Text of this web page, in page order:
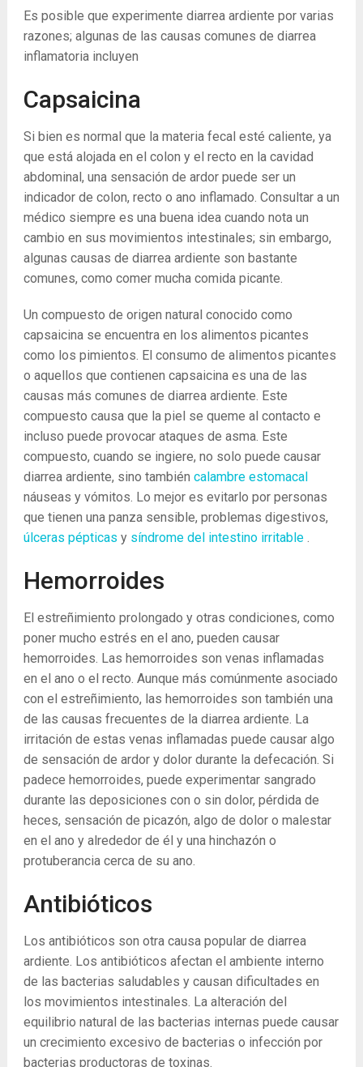
Es posible que experimente diarrea ardiente por varias
razones; algunas de las causas comunes de diarrea
inflamatoria incluyen
Capsaicina
Si bien es normal que la materia fecal esté caliente, ya
que está alojada en el colon y el recto en la cavidad
abdominal, una sensación de ardor puede ser un
indicador de colon, recto o ano inflamado. Consultar a un
médico siempre es una buena idea cuando nota un
cambio en sus movimientos intestinales; sin embargo,
algunas causas de diarrea ardiente son bastante
comunes, como comer mucha comida picante.
Un compuesto de origen natural conocido como
capsaicina se encuentra en los alimentos picantes
como los pimientos. El consumo de alimentos picantes
o aquellos que contienen capsaicina es una de las
causas más comunes de diarrea ardiente. Este
compuesto causa que la piel se queme al contacto e
incluso puede provocar ataques de asma. Este
compuesto, cuando se ingiere, no solo puede causar
diarrea ardiente, sino también calambre estomacal
náuseas y vómitos. Lo mejor es evitarlo por personas
que tienen una panza sensible, problemas digestivos,
úlceras pépticas y síndrome del intestino irritable .
Hemorroides
El estreñimiento prolongado y otras condiciones, como
poner mucho estrés en el ano, pueden causar
hemorroides. Las hemorroides son venas inflamadas
en el ano o el recto. Aunque más comúnmente asociado
con el estreñimiento, las hemorroides son también una
de las causas frecuentes de la diarrea ardiente. La
irritación de estas venas inflamadas puede causar algo
de sensación de ardor y dolor durante la defecación. Si
padece hemorroides, puede experimentar sangrado
durante las deposiciones con o sin dolor, pérdida de
heces, sensación de picazón, algo de dolor o malestar
en el ano y alrededor de él y una hinchazón o
protuberancia cerca de su ano.
Antibióticos
Los antibióticos son otra causa popular de diarrea
ardiente. Los antibióticos afectan el ambiente interno
de las bacterias saludables y causan dificultades en
los movimientos intestinales. La alteración del
equilibrio natural de las bacterias internas puede causar
un crecimiento excesivo de bacterias o infección por
bacterias productoras de toxinas.